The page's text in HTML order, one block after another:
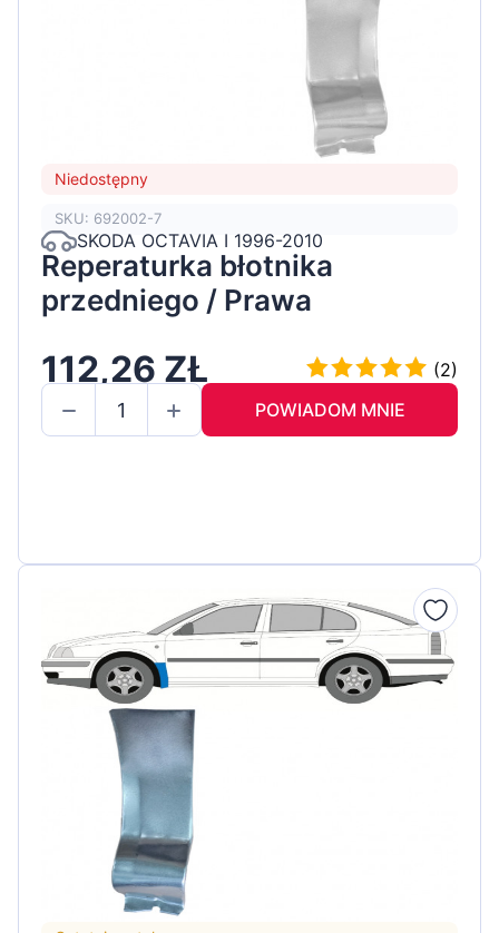
Niedostępny
SKU: 692002-7
SKODA OCTAVIA I 1996-2010
Reperaturka błotnika
przedniego / Prawa
112,26 ZŁ
(2)
POWIADOM MNIE